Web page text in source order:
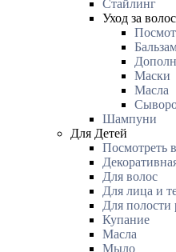
Стайлинг
Уход за
Маски
Масла
Шампуни
Для Детей
Посмотреть
Для волос
Для лица и
Для полости
Купание
Масла
Мыло